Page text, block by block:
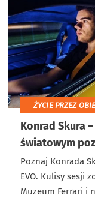
ŻYCIE PRZEZ
Konrad Skura
światowym
Poznaj Konrada
EVO. Kulisy sesji
Muzeum Ferrari i